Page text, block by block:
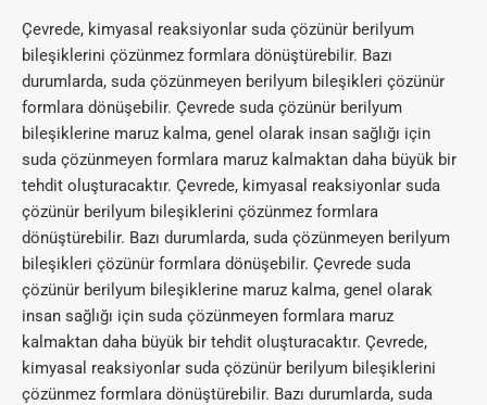
Çevrede, kimyasal reaksiyonlar suda çözünür berilyum
bileşiklerini çözünmez formlara dönüştürebilir. Bazı
durumlarda, suda çözünmeyen berilyum bileşikleri çözünür
formlara dönüşebilir. Çevrede suda çözünür berilyum
bileşiklerine maruz kalma, genel olarak insan sağlığı için
suda çözünmeyen formlara maruz kalmaktan daha büyük bir
tehdit oluşturacaktır. Çevrede, kimyasal reaksiyonlar suda
çözünür berilyum bileşiklerini çözünmez formlara
dönüştürebilir. Bazı durumlarda, suda çözünmeyen berilyum
bileşikleri çözünür formlara dönüşebilir. Çevrede suda
çözünür berilyum bileşiklerine maruz kalma, genel olarak
insan sağlığı için suda çözünmeyen formlara maruz
kalmaktan daha büyük bir tehdit oluşturacaktır. Çevrede,
kimyasal reaksiyonlar suda çözünür berilyum bileşiklerini
çözünmez formlara dönüştürebilir. Bazı durumlarda, suda